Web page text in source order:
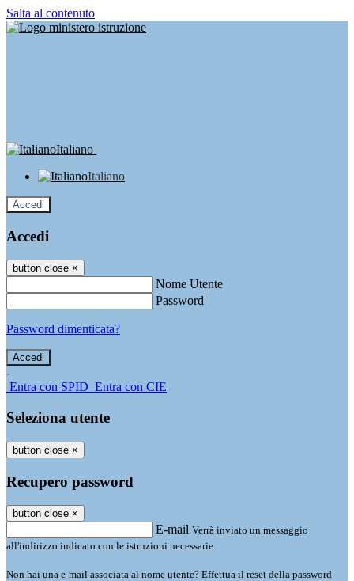
Salta al contenuto
Italiano
Italiano
Accedi
Accedi
button close ×
Nome Utente
Password
Password dimenticata?
-
Entra con SPID Entra con CIE
Seleziona utente
button close ×
Recupero password
button close ×
E-mail Verrà inviato un messaggio
all'indirizzo indicato con le istruzioni necessarie.
Non hai una e-mail associata al nome utente? Effettua il reset della password